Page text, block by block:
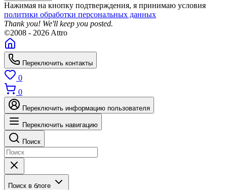
Нажимая на кнопку подтверждения, я принимаю условия
политики обработки персональных данных
Thank you! We'll keep you posted.
©2008 - 2026 Attro
Переключить контакты
0
0
Переключить информацию пользователя
Переключить навигацию
Поиск
Поиск в блоге